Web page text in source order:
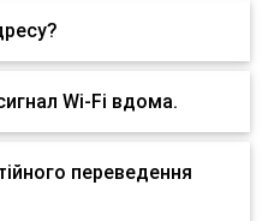
Wi-Fi вдома.
переведення